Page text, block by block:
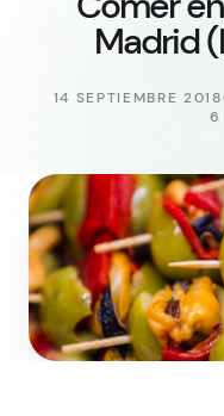
Madrid
14 SEPTIEMBRE 2018
6